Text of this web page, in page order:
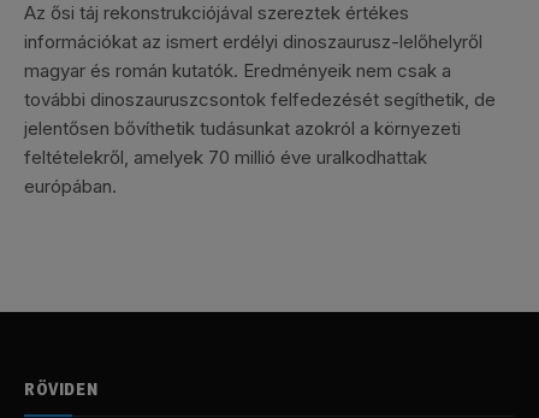
Az ősi táj rekonstrukciójával szereztek értékes
információkat az ismert erdélyi dinoszaurusz-lelőhelyről
magyar és román kutatók. Eredményeik nem csak a
további dinoszauruszcsontok felfedezését segíthetik, de
jelentősen bővíthetik tudásunkat azokról a környezeti
feltételekről, amelyek 70 millió éve uralkodhattak
európában.
RÖVIDEN